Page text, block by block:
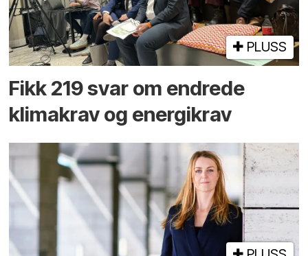
PLUSS
Fikk 219 svar om endrede
klimakrav og energikrav